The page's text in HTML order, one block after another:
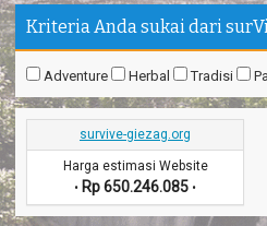
Kriteria Anda sukai dari
Adventure Herbal Tradisi
survive-giezag.org
Harga estimasi Website
• Rp 650.246.085 •